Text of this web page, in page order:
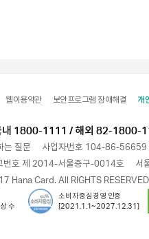
웹이용약관 보안프로그램 장애해결 개
내 1800-1111 / 해외 82-1800-
는 질문
사업자번호 104-86-56659
번호 제 2014-서울중구-0014호
서
Hana Card. All RIGHTS RESERVED
수
소비자중심경영 인증
[2021.1.1~2027.12.31]